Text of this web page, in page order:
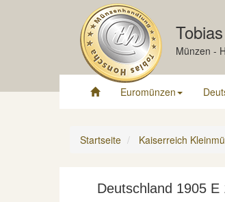
Münzen -
Euromünzen
Startseite Kaiserreich
Deutschland 1905